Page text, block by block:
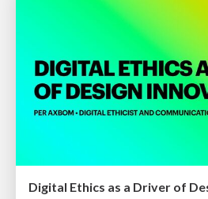
Digital Ethics as a Driver of